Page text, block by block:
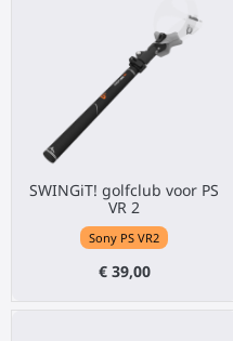
SWINGiT! golfclub voor PS
VR 2
Sony PS VR2
€ 39,00